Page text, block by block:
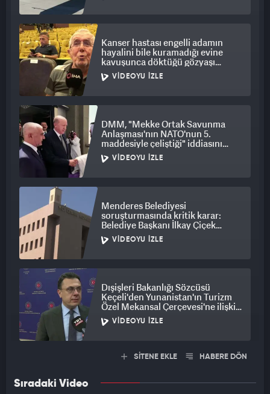
Kanser hastası engelli adamın
hayalini bile kuramadığı evine
kavuşunca döktüğü gözyaşı
duygulandırdı
VIDEOYU İZLE
DMM, "Mekke Ortak Savunma
Anlaşması'nın NATO'nun 5.
maddesiyle çeliştiği" iddiasını
yalanladı
VIDEOYU İZLE
Menderes Belediyesi
soruşturmasında kritik karar:
Belediye Başkanı İlkay Çiçek
tutuklandı
VIDEOYU İZLE
Dışişleri Bakanlığı Sözcüsü
Keçeli'den Yunanistan'ın Turizm
Özel Mekansal Çerçevesi'ne ilişkin
açıklama
VIDEOYU İZLE
SİTENE EKLE HABERE DÖN
Sıradaki Video